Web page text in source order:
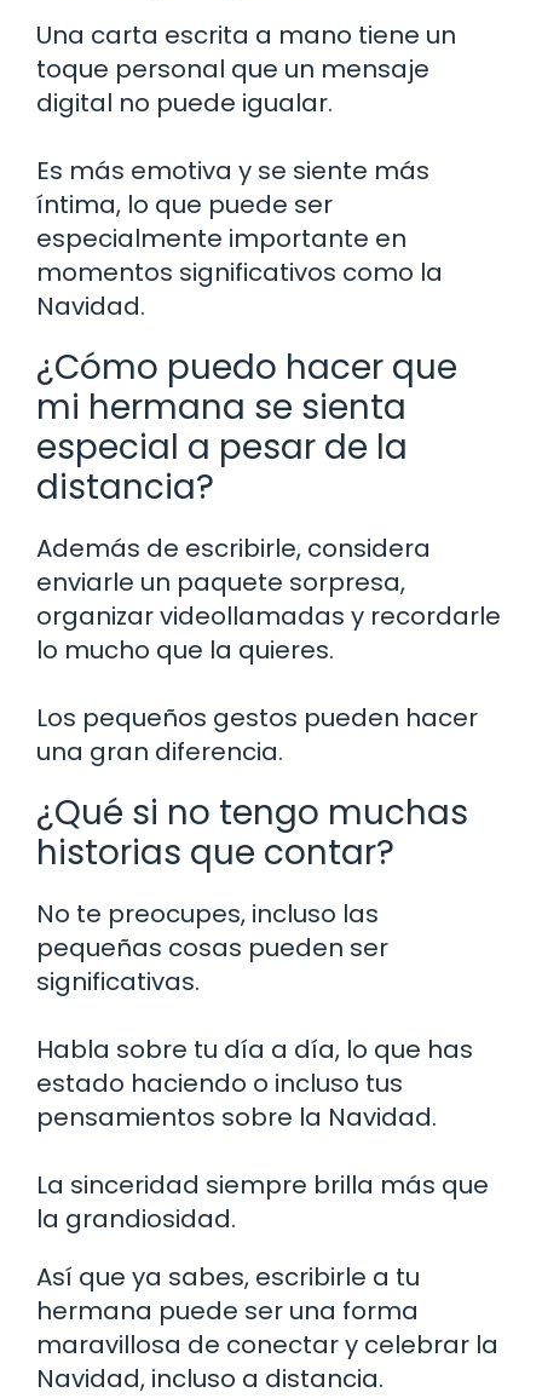
Una carta escrita a mano tiene un
toque personal que un mensaje
digital no puede igualar.
Es más emotiva y se siente más
íntima, lo que puede ser
especialmente importante en
momentos significativos como la
Navidad.
¿Cómo puedo hacer que
mi hermana se sienta
especial a pesar de la
distancia?
Además de escribirle, considera
enviarle un paquete sorpresa,
organizar videollamadas y recordarle
lo mucho que la quieres.
Los pequeños gestos pueden hacer
una gran diferencia.
¿Qué si no tengo muchas
historias que contar?
No te preocupes, incluso las
pequeñas cosas pueden ser
significativas.
Habla sobre tu día a día, lo que has
estado haciendo o incluso tus
pensamientos sobre la Navidad.
La sinceridad siempre brilla más que
la grandiosidad.
Así que ya sabes, escribirle a tu
hermana puede ser una forma
maravillosa de conectar y celebrar la
Navidad, incluso a distancia.